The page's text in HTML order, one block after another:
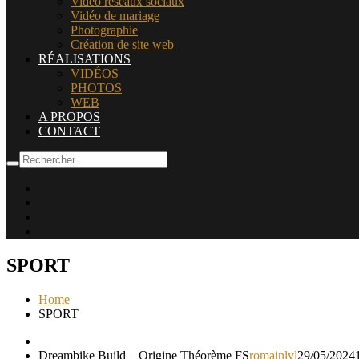
Vidéo de mariage
Photographie
Création de site web
RÉALISATIONS
VIDÉOS
PHOTOS
WEB
A PROPOS
CONTACT
SPORT
Home
SPORT
Dreambike Build – Origine Théorème FSromainlvl29/05/2024